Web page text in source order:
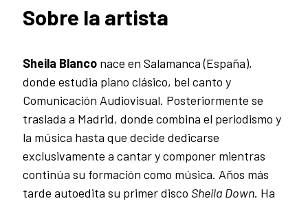
Sobre la artista
Sheila Blanco nace en Salamanca (España),
donde estudia piano clásico, bel canto y
Comunicación Audiovisual. Posteriormente se
traslada a Madrid, donde combina el periodismo y
la música hasta que decide dedicarse
exclusivamente a cantar y componer mientras
continúa su formación como música. Años más
tarde autoedita su primer disco Sheila Down. Ha